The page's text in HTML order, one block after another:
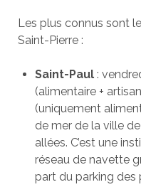
Les plus connus sont
Saint-Pierre :
Saint-Paul:
(alimentaire +
(uniquement
de mer de la ville
allées. C’est une
réseau de navette
part du parking des